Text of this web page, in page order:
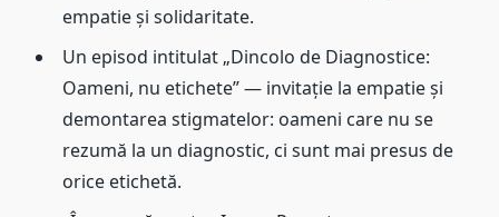
empatie și solidaritate.
Un episod intitulat „Dincolo de Diagnostice:
Oameni, nu etichete” — invitație la empatie și
demontarea stigmatelor: oameni care nu se
rezumă la un diagnostic, ci sunt mai presus de
orice etichetă.